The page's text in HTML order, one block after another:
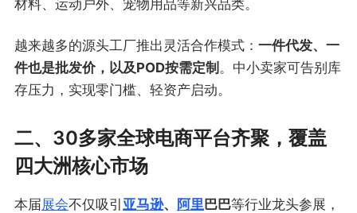
材料、运动户外、宠物用品等新兴品类。
越来越多的源头工厂推出灵活合作模式： 一件代发、一
件也是批发价，以及POD按需定制 。中小卖家可告别库
存压力，实现零门槛、轻资产启动。
二、30多家全球电商平台齐聚，覆盖
四大洲核心市场
本届展会不仅吸引 亚马逊、 阿里巴巴等行业龙头参展，